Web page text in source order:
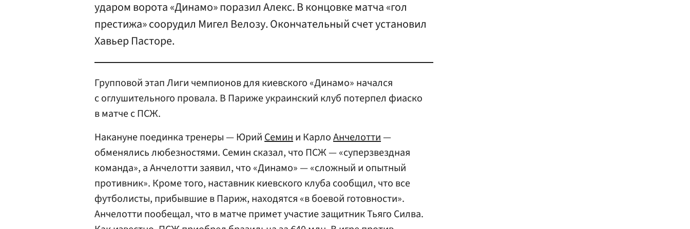
ударом ворота «Динамо» поразил Алекс. В концовке матча «гол
престижа» соорудил Мигел Велозу. Окончательный счет установил
Хавьер Пасторе.
Групповой этап Лиги чемпионов для киевского «Динамо» начался
с оглушительного провала. В Париже украинский клуб потерпел фиаско
в матче с ПСЖ.
Накануне поединка тренеры — ЮрийСемини КарлоАнчелотти—
обменялись любезностями. Семин сказал, что ПСЖ — «суперзвездная
команда», а Анчелотти заявил, что «Динамо» — «сложный и опытный
противник». Кроме того, наставник киевского клуба сообщил, что все
футболисты, прибывшие в Париж, находятся «в боевой готовности».
Анчелотти пообещал, что в матче примет участие защитник Тьяго Силва.